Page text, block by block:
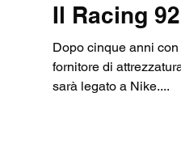
SEVENS
RUGBY BUSINESS
Il Racing
Dopo cinque anni
fornitore di
sarà legato a Nike....